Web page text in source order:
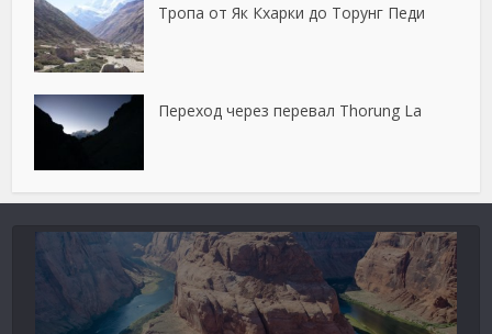
Тропа от Як Кхарки до Торунг Педи
Переход через перевал Thorung La